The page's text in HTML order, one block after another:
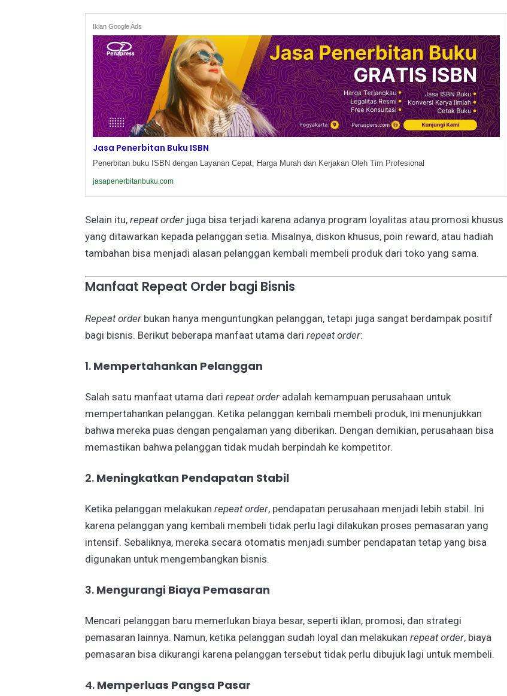
Iklan Google Ads
Jasa Penerbitan Buku ISBN
Penerbitan buku ISBN dengan Layanan Cepat, Harga Murah dan Kerjakan Oleh Tim Profesional
jasapenerbitanbuku.com
Selain itu, repeat order juga bisa terjadi karena adanya program loyalitas atau promosi khusus
yang ditawarkan kepada pelanggan setia. Misalnya, diskon khusus, poin reward, atau hadiah
tambahan bisa menjadi alasan pelanggan kembali membeli produk dari toko yang sama.
Manfaat Repeat Order bagi Bisnis
Repeat order bukan hanya menguntungkan pelanggan, tetapi juga sangat berdampak positif
bagi bisnis. Berikut beberapa manfaat utama dari repeat order:
1. Mempertahankan Pelanggan
Salah satu manfaat utama dari repeat order adalah kemampuan perusahaan untuk
mempertahankan pelanggan. Ketika pelanggan kembali membeli produk, ini menunjukkan
bahwa mereka puas dengan pengalaman yang diberikan. Dengan demikian, perusahaan bisa
memastikan bahwa pelanggan tidak mudah berpindah ke kompetitor.
2. Meningkatkan Pendapatan Stabil
Ketika pelanggan melakukan repeat order, pendapatan perusahaan menjadi lebih stabil. Ini
karena pelanggan yang kembali membeli tidak perlu lagi dilakukan proses pemasaran yang
intensif. Sebaliknya, mereka secara otomatis menjadi sumber pendapatan tetap yang bisa
digunakan untuk mengembangkan bisnis.
3. Mengurangi Biaya Pemasaran
Mencari pelanggan baru memerlukan biaya besar, seperti iklan, promosi, dan strategi
pemasaran lainnya. Namun, ketika pelanggan sudah loyal dan melakukan repeat order, biaya
pemasaran bisa dikurangi karena pelanggan tersebut tidak perlu dibujuk lagi untuk membeli.
4. Memperluas Pangsa Pasar